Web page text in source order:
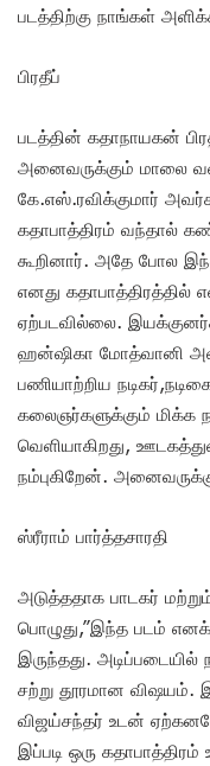
படத்திற்கு நாங்கள்
பிரதீப்
படத்தின் கதாநாயகன்
அனைவருக்கும் மாலை
கே.எஸ்.ரவிக்குமார்
கதாபாத்திரம் வந்தால்
கூறினார். அதே போல
எனது கதாபாத்திரத்தில்
ஏற்படவில்லை.
ஹன்ஷிகா மோத்வானி
பணியாற்றிய
கலைஞர்களுக்கும் மிக்க
வெளியாகிறது,
நம்புகிறேன்.
ஸ்ரீராம் பார்த்தசாரதி
அடுத்ததாக பாடகர் மற்றும்
பொழுது,”இந்த படம்
இருந்தது. அடிப்படையில்
சற்று தூரமான விஷயம்.
விஜய்சந்தர் உடன்
இப்படி ஒரு